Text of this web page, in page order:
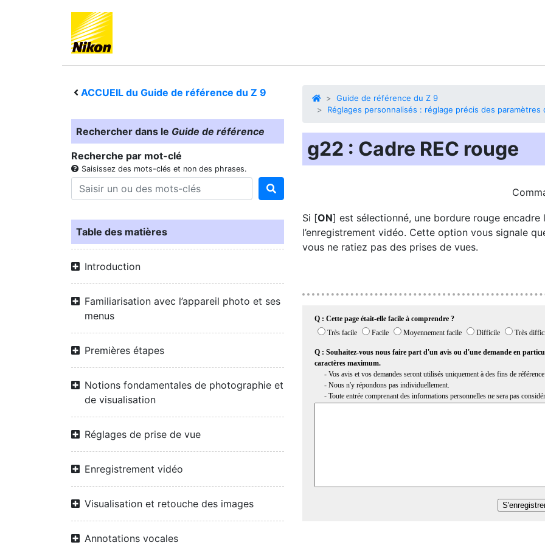
ACCUEIL du Guide de référence du Z 9
Rechercher dans le Guide de référence
Recherche par mot-clé
Saisissez des mots-clés et non des phrases.
Table des matières
Introduction
Familiarisation avec l’appareil photo et ses
menus
Premières étapes
Notions fondamentales de photographie et
de visualisation
Réglages de prise de vue
Enregistrement vidéo
Visualisation et retouche des images
Annotations vocales
Guide de référence du Z 9
Réglages personnalisés : réglage précis des paramètres
g22 : Cadre REC rouge
Si [ON] est sélectionné, une bordure rouge encadre
l’enregistrement vidéo. Cette option vous signale
vous ne ratiez pas des prises de vues.